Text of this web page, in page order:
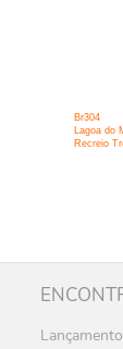
Br304
Lagoa do
Recreio
Lançamento